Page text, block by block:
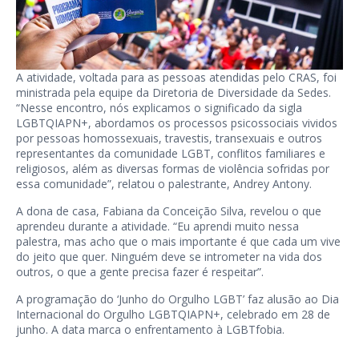
A atividade, voltada para as pessoas atendidas pelo CRAS, foi
ministrada pela equipe da Diretoria de Diversidade da Sedes.
“Nesse encontro, nós explicamos o significado da sigla
LGBTQIAPN+, abordamos os processos psicossociais vividos
por pessoas homossexuais, travestis, transexuais e outros
representantes da comunidade LGBT, conflitos familiares e
religiosos, além as diversas formas de violência sofridas por
essa comunidade”, relatou o palestrante, Andrey Antony.
A dona de casa, Fabiana da Conceição Silva, revelou o que
aprendeu durante a atividade. “Eu aprendi muito nessa
palestra, mas acho que o mais importante é que cada um vive
do jeito que quer. Ninguém deve se intrometer na vida dos
outros, o que a gente precisa fazer é respeitar”.
A programação do ‘Junho do Orgulho LGBT’ faz alusão ao Dia
Internacional do Orgulho LGBTQIAPN+, celebrado em 28 de
junho. A data marca o enfrentamento à LGBTfobia.